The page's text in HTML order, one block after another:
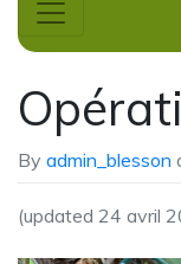
By admin_blesson
(updated 24 avril